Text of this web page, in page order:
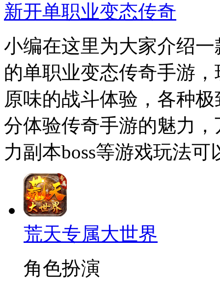
新开单职业变态传奇
小编在这里为大家介绍
的单职业变态传奇手游
原味的战斗体验，各种
分体验传奇手游的魅力
力副本boss等游戏玩法可
荒天专属大世界
角色扮演